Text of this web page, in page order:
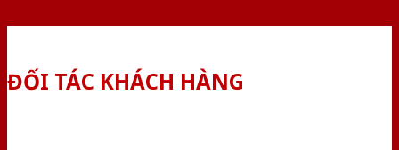
ĐỐI TÁC KHÁCH HÀNG